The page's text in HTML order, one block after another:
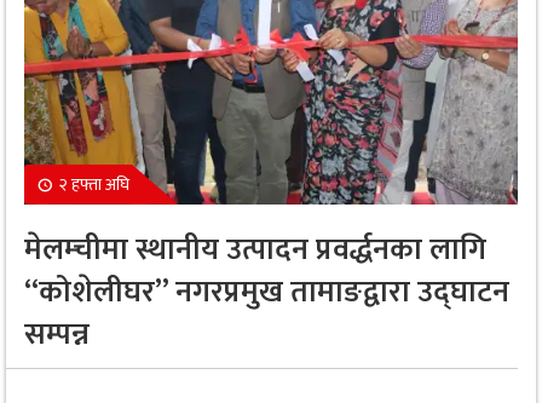
२ हफ्ता अघि
मेलम्चीमा स्थानीय उत्पादन प्रवर्द्धनका लागि
“कोशेलीघर” नगरप्रमुख तामाङद्वारा उद्घाटन
सम्पन्न